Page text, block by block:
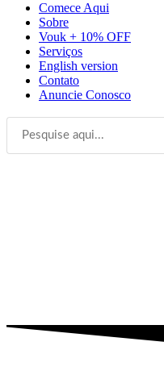
Comece Aqui
Sobre
Vouk + 10% OFF
Serviços
English version
Contato
Anuncie Conosco